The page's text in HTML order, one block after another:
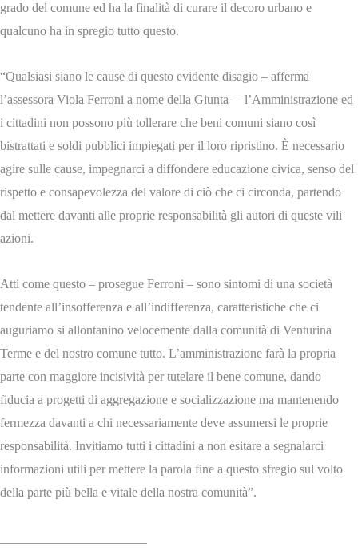
grado del comune ed ha la finalità di curare il decoro urbano e
qualcuno ha in spregio tutto questo.
“Qualsiasi siano le cause di questo evidente disagio – afferma
l’assessora Viola Ferroni a nome della Giunta – l’Amministrazione ed
i cittadini non possono più tollerare che beni comuni siano così
bistrattati e soldi pubblici impiegati per il loro ripristino. È necessario
agire sulle cause, impegnarci a diffondere educazione civica, senso del
rispetto e consapevolezza del valore di ciò che ci circonda, partendo
dal mettere davanti alle proprie responsabilità gli autori di queste vili
azioni.
Atti come questo – prosegue Ferroni – sono sintomi di una società
tendente all’insofferenza e all’indifferenza, caratteristiche che ci
auguriamo si allontanino velocemente dalla comunità di Venturina
Terme e del nostro comune tutto. L’amministrazione farà la propria
parte con maggiore incisività per tutelare il bene comune, dando
fiducia a progetti di aggregazione e socializzazione ma mantenendo
fermezza davanti a chi necessariamente deve assumersi le proprie
responsabilità. Invitiamo tutti i cittadini a non esitare a segnalarci
informazioni utili per mettere la parola fine a questo sfregio sul volto
della parte più bella e vitale della nostra comunità”.